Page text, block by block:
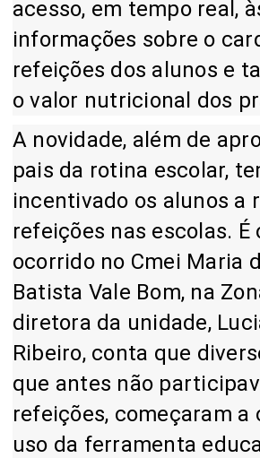
acesso, em tempo real,
informações sobre o
refeições dos alunos e
o valor nutricional dos
A novidade, além de
pais da rotina escolar,
incentivado os alunos a
refeições nas escolas. É
ocorrido no Cmei Maria
Batista Vale Bom, na
diretora da unidade,
Ribeiro, conta que
que antes não
refeições, começaram a
uso da ferramenta